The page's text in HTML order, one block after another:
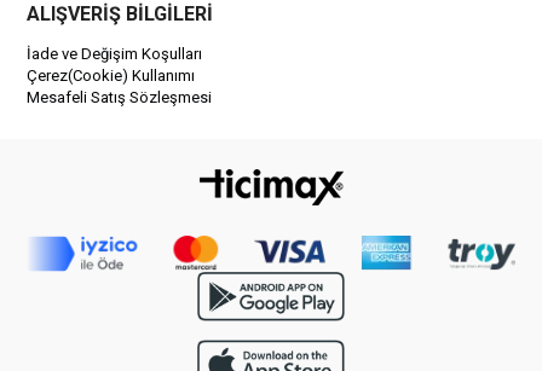
ALIŞVERİŞ BİLGİLERİ
İade ve Değişim Koşulları
Çerez(Cookie) Kullanımı
Mesafeli Satış Sözleşmesi